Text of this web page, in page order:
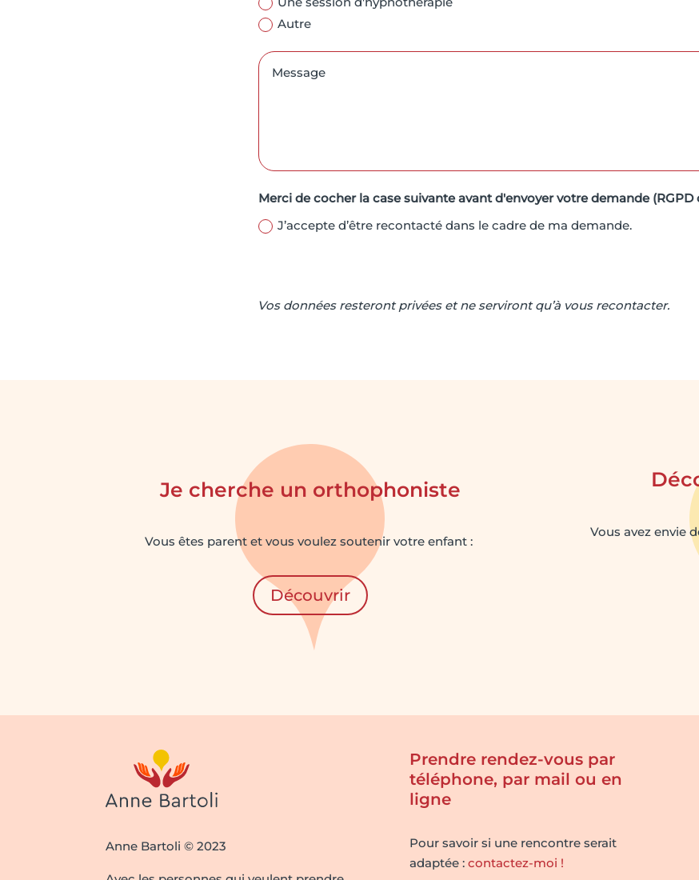
Autre
Merci de cocher la case suivante avant d'envoyer votre demande
J’accepte d’être recontacté dans le cadre de ma demande.
Vos données resteront privées et ne serviront qu’à vous recontacter.
Je cherche un orthophoniste
Vous êtes parent et vous voulez soutenir votre enfant :
Découvrir
Vous avez envie
Anne Bartoli © 2023
Prendre rendez-vous par
téléphone, par mail ou en
ligne
Pour savoir si une rencontre serait
adaptée : contactez-moi !